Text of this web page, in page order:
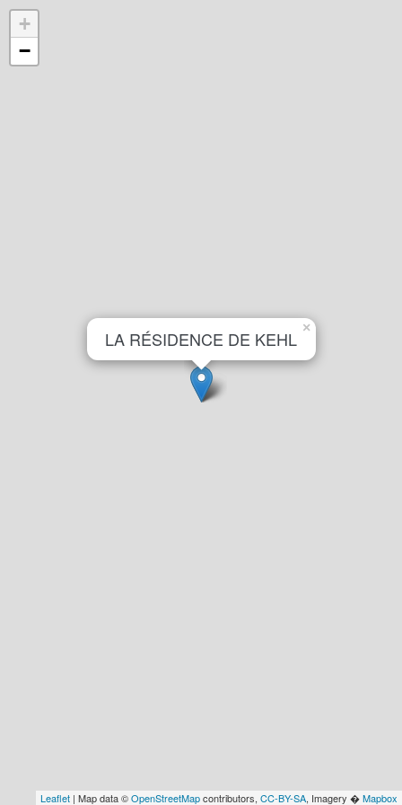
LA RÉSIDENCE DE KEHL ×
+
−
Leaflet | Map data ©OpenStreetMapcontributors, CC-BY-SA, Imagery �Mapbox